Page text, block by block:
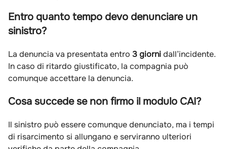
Entro quanto tempo devo denunciare un
sinistro?
La denuncia va presentata entro 3 giornidall’incidente.
In caso di ritardo giustificato, la compagnia può
comunque accettare la denuncia.
Cosa succede se non firmo il modulo CAI?
Il sinistro può essere comunque denunciato, ma i tempi
di risarcimento si allungano e serviranno ulteriori